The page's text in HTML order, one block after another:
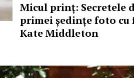
Micul prinț: Secretele
primei ședințe foto cu
Kate Middleton